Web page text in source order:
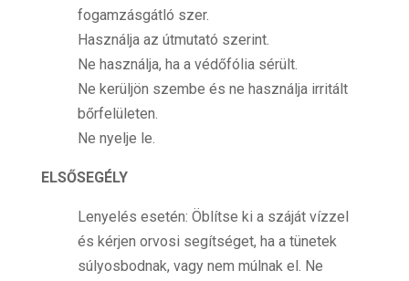
fogamzásgátló szer.
Használja az útmutató szerint.
Ne használja, ha a védőfólia sérült.
Ne kerüljön szembe és ne használja irritált
bőrfelületen.
Ne nyelje le.
ELSŐSEGÉLY
Lenyelés esetén: Öblítse ki a száját vízzel
és kérjen orvosi segítséget, ha a tünetek
súlyosbodnak, vagy nem múlnak el. Ne